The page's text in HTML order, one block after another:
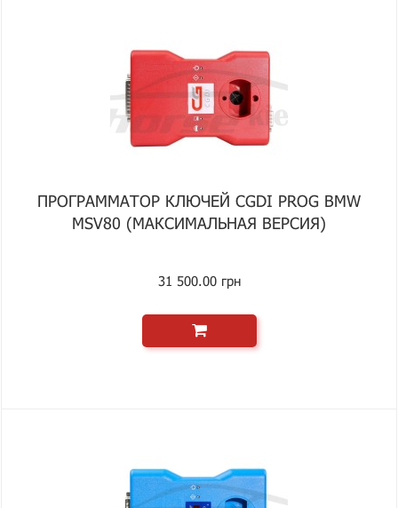
ПРОГРАММАТОР КЛЮЧЕЙ CGDI PROG BMW
MSV80 (МАКСИМАЛЬНАЯ ВЕРСИЯ)
31 500.00 грн